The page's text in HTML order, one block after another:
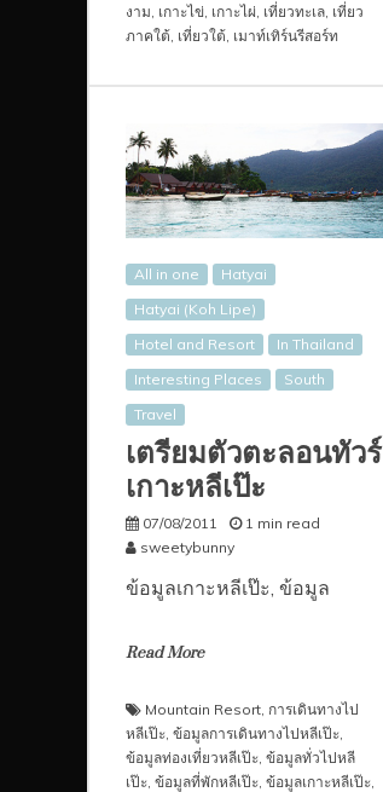
งาม, เกาะไข่, เกาะไผ่, เที่ยวทะเล, เที่ยว
ภาคใต้, เที่ยวใต้, เมาท์เทิร์นรีสอร์ท
All in one
Hatyai
Hatyai (Koh Lipe)
Hotel and Resort
In Thailand
Interesting Places
South
Travel
เตรียมตัวตะลอนทัวร์
เกาะหลีเป๊ะ
07/08/2011
1 min read
sweetybunny
ข้อมูลเกาะหลีเป๊ะ, ข้อมูล
Read More
Mountain Resort การเดินทางไป
หลีเป๊ะ ข้อมูลการเดินทางไปหลีเป๊ะ
ข้อมูลท่องเที่ยวหลีเป๊ะ ข้อมูลทั่วไปหลี
เป๊ะ ข้อมูลที่พักหลีเป๊ะ ข้อมูลเกาะหลีเป๊ะ